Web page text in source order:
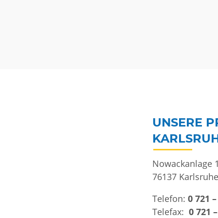
UNSERE
Nowackanlage
76137 Karlsruhe
Telefon: 0 721
Telefax: 0 721